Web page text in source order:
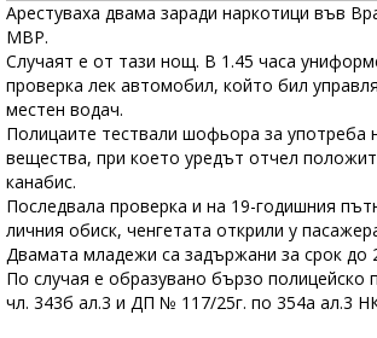
Арестуваха двама заради наркотици във
МВР.
Случаят е от тази нощ. В 1.45 часа
проверка лек автомобил, който бил
местен водач.
Полицаите тествали шофьора за употреба
вещества, при което уредът отчел
канабис.
Последвала проверка и на 19-годишния
личния обиск, ченгетата открили у
Двамата младежи са задържани за срок до
По случая е образувано бързо полицейско
чл. 343б ал.3 и ДП № 117/25г. по 354а ал.3